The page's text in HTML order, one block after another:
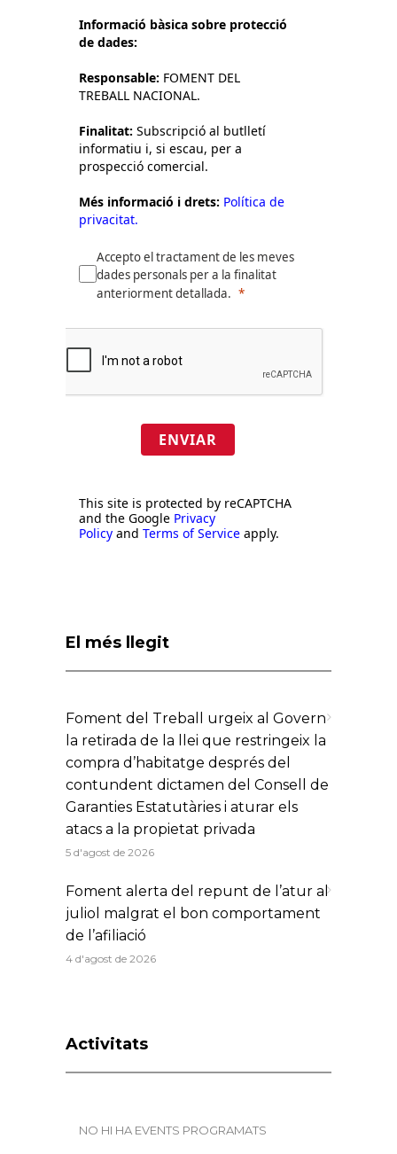
Informació bàsica sobre protecció
de dades:
Responsable: FOMENT DEL
TREBALL NACIONAL.
Finalitat: Subscripció al butlletí
informatiu i, si escau, per a
prospecció comercial.
Més informació i drets: Política de
privacitat.
Accepto el tractament de les meves
dades personals per a la finalitat
anteriorment detallada.
ENVIAR
This site is protected by reCAPTCHA
and the Google Privacy
Policy and Terms of Service apply.
El més llegit
Foment del Treball urgeix al Govern
la retirada de la llei que restringeix la
compra d’habitatge després del
contundent dictamen del Consell de
Garanties Estatutàries i aturar els
atacs a la propietat privada
5 d'agost de 2026
Foment alerta del repunt de l’atur al
juliol malgrat el bon comportament
de l’afiliació
4 d'agost de 2026
Activitats
NO HI HA EVENTS PROGRAMATS